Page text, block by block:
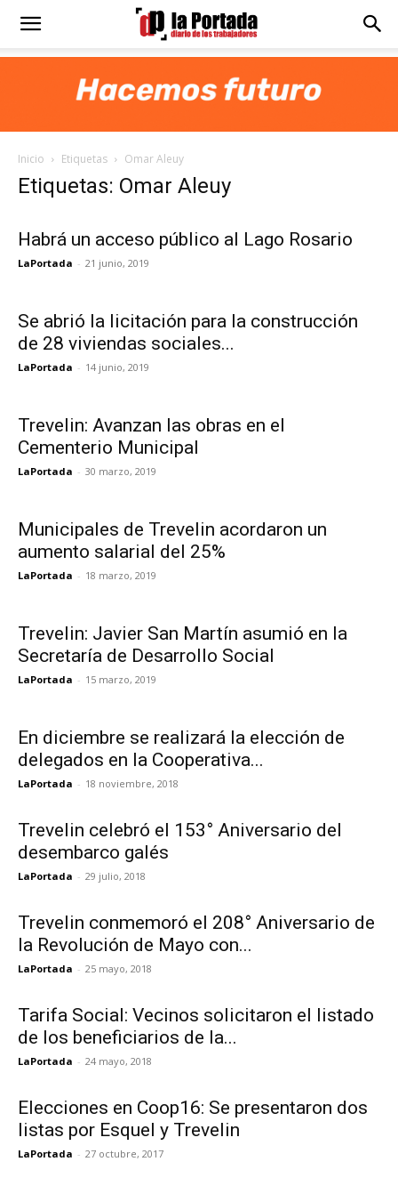
Diario
Portada
Inicio Etiquetas Omar Aleuy
Etiquetas: Omar Aleuy
Habrá un acceso público al Lago Rosario
LaPortada - 21 junio, 2019
Se abrió la licitación para la construcción
de 28 viviendas sociales...
LaPortada - 14 junio, 2019
Trevelin: Avanzan las obras en el
Cementerio Municipal
LaPortada - 30 marzo, 2019
Municipales de Trevelin acordaron un
aumento salarial del 25%
LaPortada - 18 marzo, 2019
Trevelin: Javier San Martín asumió en la
Secretaría de Desarrollo Social
LaPortada - 15 marzo, 2019
En diciembre se realizará la elección de
delegados en la Cooperativa...
LaPortada - 18 noviembre, 2018
Trevelin celebró el 153° Aniversario del
desembarco galés
LaPortada - 29 julio, 2018
Trevelin conmemoró el 208° Aniversario de
la Revolución de Mayo con...
LaPortada - 25 mayo, 2018
Tarifa Social: Vecinos solicitaron el listado
de los beneficiarios de la...
LaPortada - 24 mayo, 2018
Elecciones en Coop16: Se presentaron dos
listas por Esquel y Trevelin
LaPortada - 27 octubre, 2017